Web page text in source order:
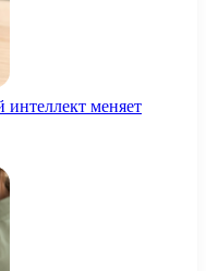
меняет